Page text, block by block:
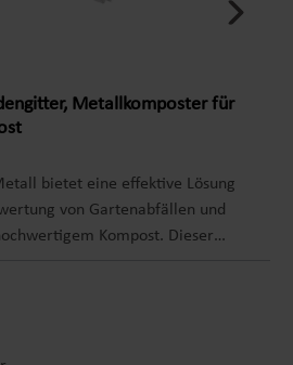
Metallkomposter für
bietet eine effektive Lösung
von Gartenabfällen und
Kompost. Dieser
für jeden